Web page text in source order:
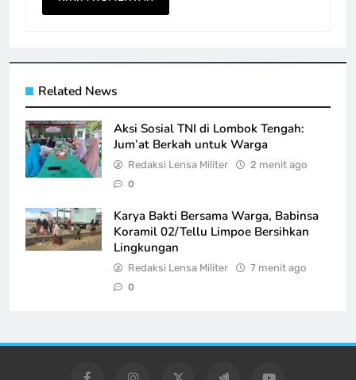
Related News
Aksi Sosial TNI di Lombok Tengah:
Jum’at Berkah untuk Warga
Redaksi Lensa Militer 2 menit ago
0
Karya Bakti Bersama Warga, Babinsa
Koramil 02/Tellu Limpoe Bersihkan
Lingkungan
Redaksi Lensa Militer 7 menit ago
0